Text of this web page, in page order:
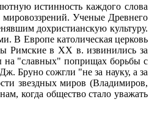
истинность каждого слова
Ученые Древнего
дохристианскую культуру.
В Европе католическая церковь
Римские в ХХ в. извинились за
на "славных" поприщах борьбы с
Бруно сожгли "не за науку, а за
звездных миров (Владимиров,
когда общество стало уважать